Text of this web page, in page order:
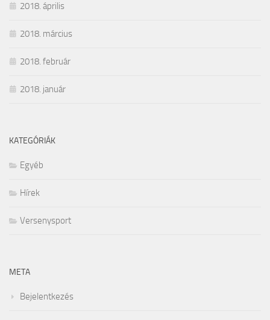
2018. április
2018. március
2018. február
2018. január
KATEGÓRIÁK
Egyéb
Hírek
Versenysport
META
Bejelentkezés